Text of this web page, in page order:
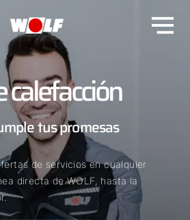
calefacción
tus promesas
de servicios en cualquier
directa de WOLF, hasta la